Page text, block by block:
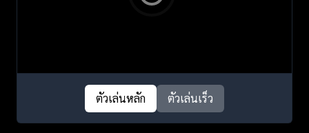
ตัวเล่นหลัก ตัวเล่นเร็ว